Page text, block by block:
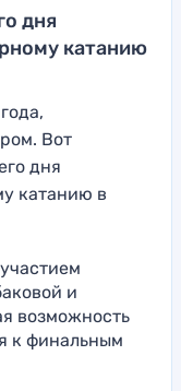
дня
катанию
Вот
дня
катанию в
и
возможность
к финальным